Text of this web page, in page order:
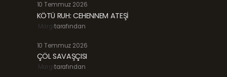
10 Temmuz 2026
KÖTÜ RUH: CEHENNEM ATEŞİ
Margitarafından
10 Temmuz 2026
ÇÖL SAVAŞÇISI
Margitarafından